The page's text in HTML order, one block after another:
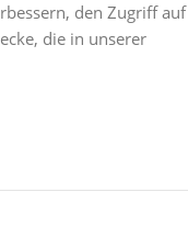
den Zugriff auf
die in unserer